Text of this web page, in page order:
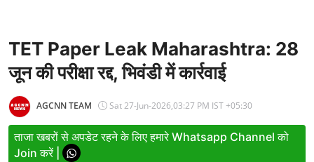
Relationship
Education
Defence & Security
Environment
TET Paper Leak Maharashtra: 28
जून की परीक्षा रद्द, भिवंडी में कार्रवाई
AGCNN TEAM Sat 27-Jun-2026,03:27 PM IST +05:30
ताजा खबरों से अपडेट रहने के लिए हमारे Whatsapp Channel को
Join करें |